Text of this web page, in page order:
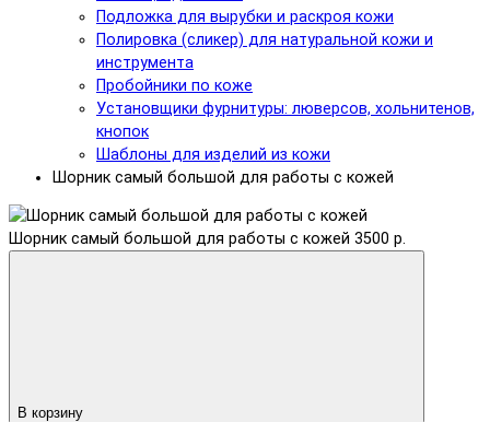
Подложка для вырубки и раскроя кожи
Полировка (сликер) для натуральной кожи и
инструмента
Пробойники по коже
Установщики фурнитуры: люверсов, хольнитенов,
кнопок
Шаблоны для изделий из кожи
Шорник самый большой для работы с кожей
Шорник самый большой для работы с кожей 3500 р.
В корзину